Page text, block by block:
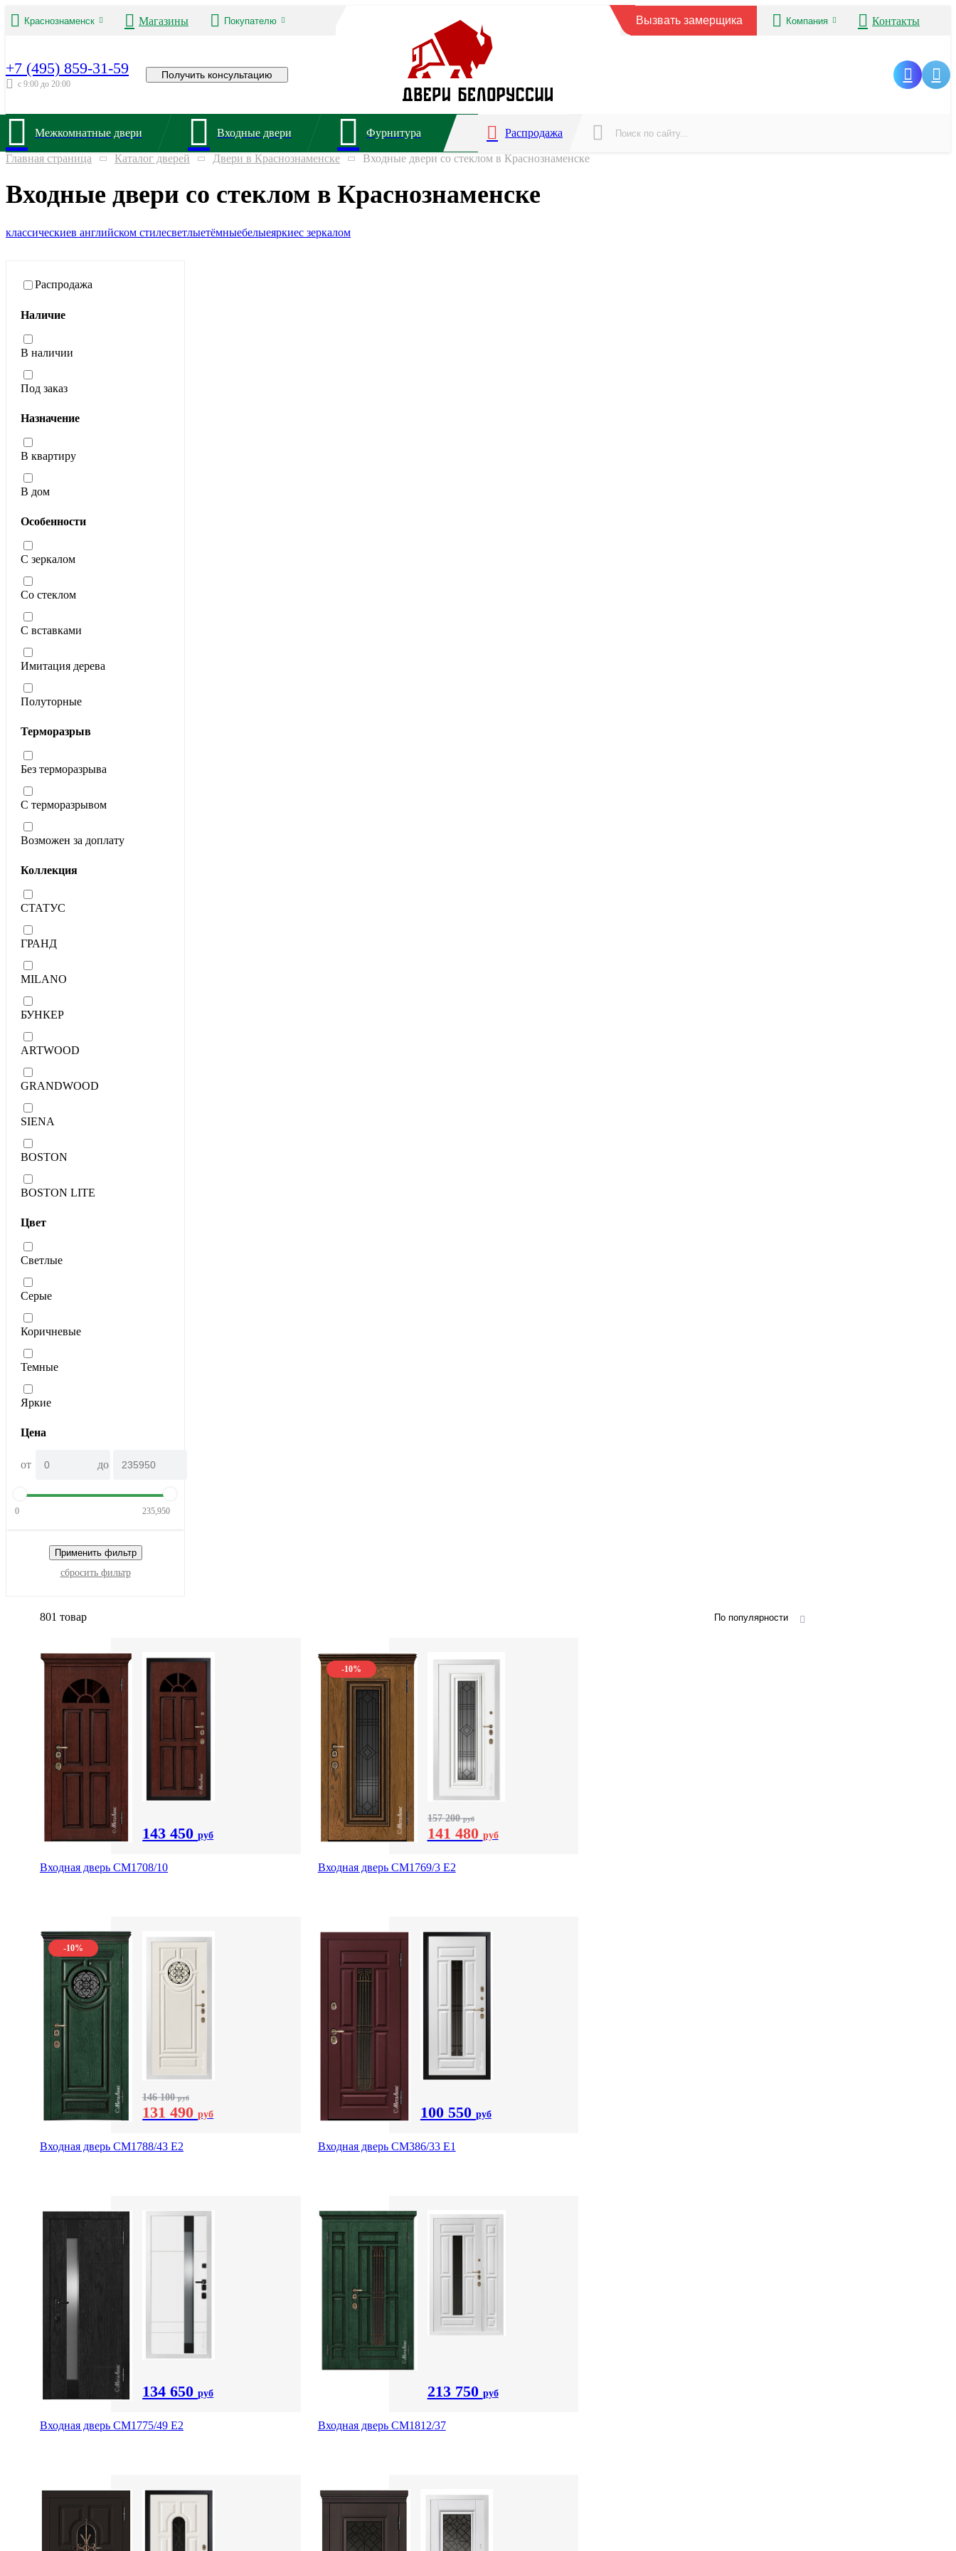
Краснознаменск Магазины Покупателю Вызвать замерщика Компания Контакты
+7 (495) 859-31-59
с 9:00 до 20:00
Получить консультацию
Межкомнатные двери Входные двери Фурнитура Распродажа
Главная страница Каталог дверей Двери в Краснознаменске Входные двери со стеклом в Краснознаменске
Входные двери со стеклом в Краснознаменске
классическиев английском стилесветлыетёмныебелыеяркиес зеркалом
Распродажа
Наличие
В наличии
Под заказ
Назначение
В квартиру
В дом
Особенности
С зеркалом
Со стеклом
С вставками
Имитация дерева
Полуторные
Терморазрыв
Без терморазрыва
С терморазрывом
Возможен за доплату
Коллекция
СТАТУС
ГРАНД
MILANO
БУНКЕР
ARTWOOD
GRANDWOOD
SIENA
BOSTON
BOSTON LITE
Цвет
Светлые
Серые
Коричневые
Темные
Яркие
Цена
от до
0 235,950
Применить фильтр
сбросить фильтр
801 товар По популярности
143 450руб
Входная дверь CМ1708/10
-10%
157 200руб
141 480 руб
Входная дверь СМ1769/3 Е2
-10%
146 100руб
131 490руб
Входная дверь СМ1788/43 E2
100 550 руб
Входная дверь СМ386/33 Е1
134 650руб
Входная дверь СМ1775/49 Е2
213 750 руб
Входная дверь СМ1812/37